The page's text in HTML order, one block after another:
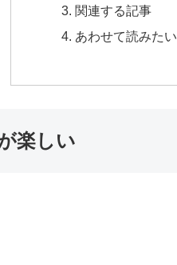
関連する記事
あわせて読みたい
楽しい